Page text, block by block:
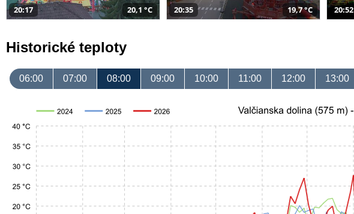
20:17 20,1 °C 20:35 19,7 °C 20:52
Historické teploty
06:00 07:00 08:00 09:00 10:00 11:00 12:00 13:00